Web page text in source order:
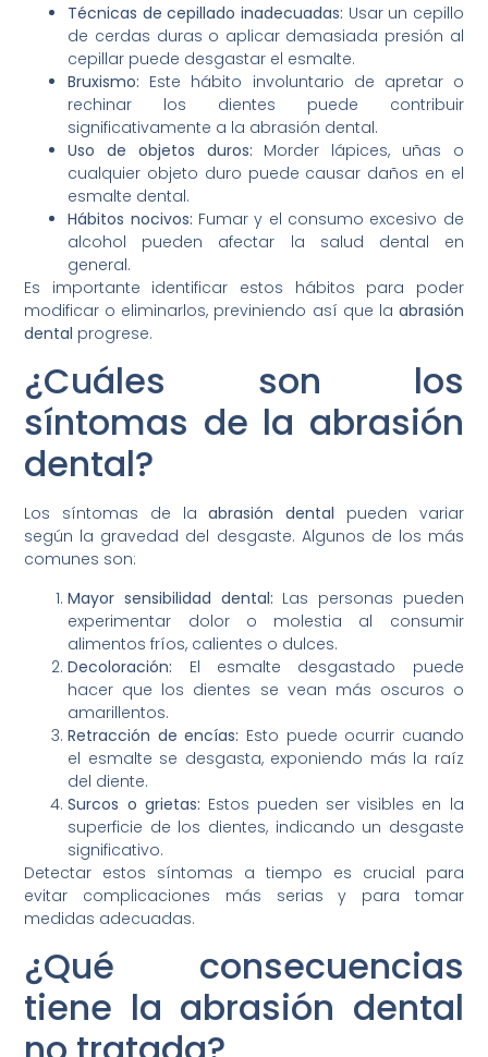
Técnicas de cepillado inadecuadas: Usar un cepillo
de cerdas duras o aplicar demasiada presión al
cepillar puede desgastar el esmalte.
Bruxismo: Este hábito involuntario de apretar o
rechinar los dientes puede contribuir
significativamente a la abrasión dental.
Uso de objetos duros: Morder lápices, uñas o
cualquier objeto duro puede causar daños en el
esmalte dental.
Hábitos nocivos: Fumar y el consumo excesivo de
alcohol pueden afectar la salud dental en
general.
Es importante identificar estos hábitos para poder
modificar o eliminarlos, previniendo así que la abrasión
dental progrese.
¿Cuáles son los
síntomas de la abrasión
dental?
Los síntomas de laabrasión dental pueden variar
según la gravedad del desgaste. Algunos de los más
comunes son:
Mayor sensibilidad dental: Las personas pueden
experimentar dolor o molestia al consumir
alimentos fríos, calientes o dulces.
Decoloración: El esmalte desgastado puede
hacer que los dientes se vean más oscuros o
amarillentos.
Retracción de encías: Esto puede ocurrir cuando
el esmalte se desgasta, exponiendo más la raíz
del diente.
Surcos o grietas: Estos pueden ser visibles en la
superficie de los dientes, indicando un desgaste
significativo.
Detectar estos síntomas a tiempo es crucial para
evitar complicaciones más serias y para tomar
medidas adecuadas.
¿Qué consecuencias
tiene la abrasión dental